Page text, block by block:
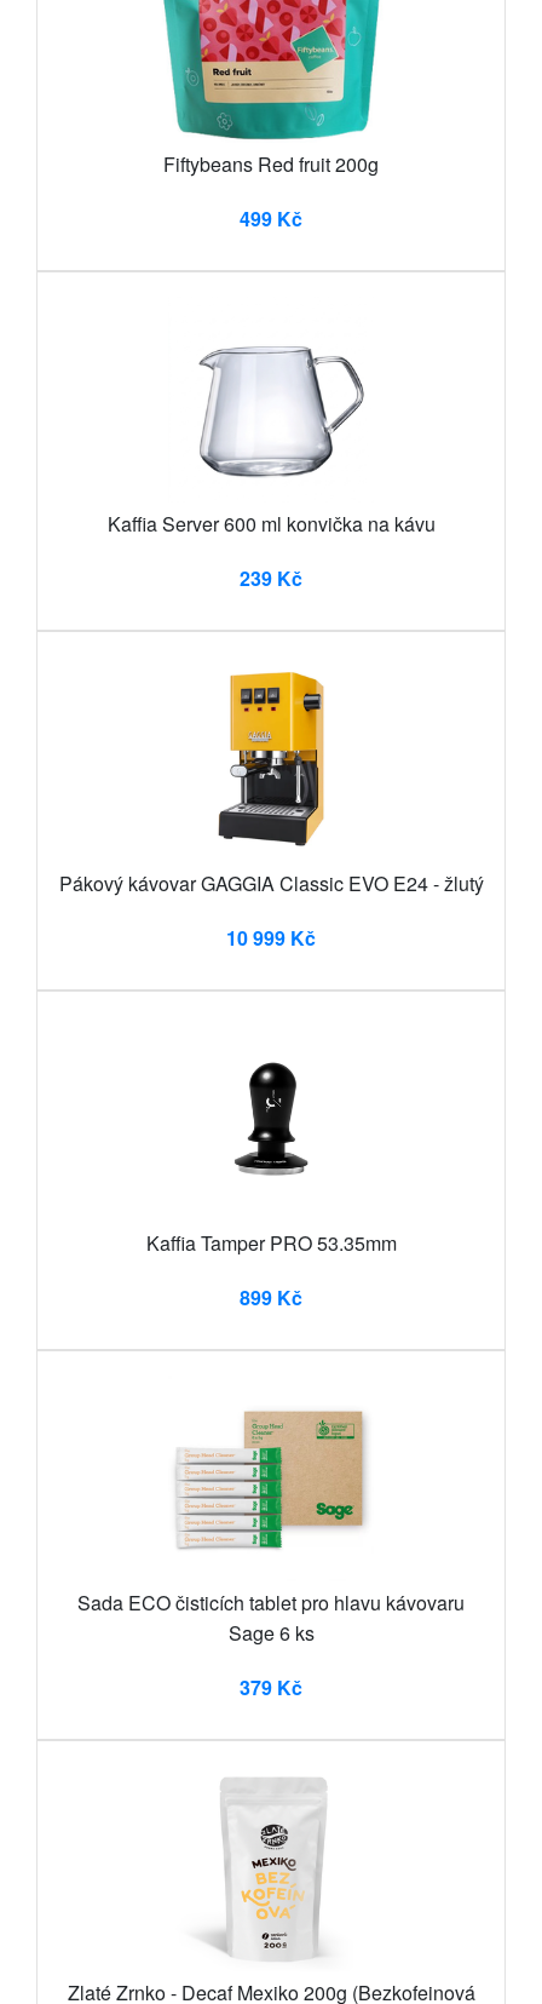
Fiftybeans Red fruit 200g
499 Kč
Kaffia Server 600 ml konvička na kávu
239 Kč
Pákový kávovar GAGGIA Classic EVO E24 - žlutý
10 999 Kč
Kaffia Tamper PRO 53.35mm
899 Kč
Sada ECO čisticích tablet pro hlavu kávovaru
Sage 6 ks
379 Kč
Zlaté Zrnko - Decaf Mexiko 200g (Bezkofeinová